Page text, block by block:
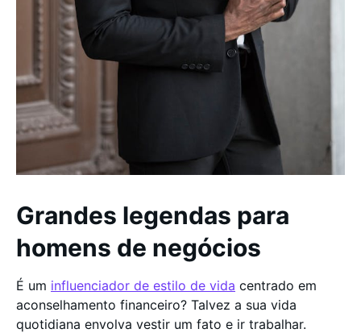
Grandes legendas para
homens de negócios
É um influenciador de estilo de vida centrado em
aconselhamento financeiro? Talvez a sua vida
quotidiana envolva vestir um fato e ir trabalhar.